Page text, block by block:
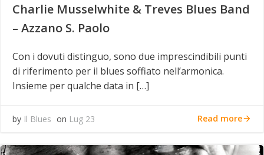
Charlie Musselwhite & Treves Blues Band
– Azzano S. Paolo
Con i dovuti distinguo, sono due imprescindibili punti
di riferimento per il blues soffiato nell’armonica.
Insieme per qualche data in […]
by Il Blues on Lug 23 Read more